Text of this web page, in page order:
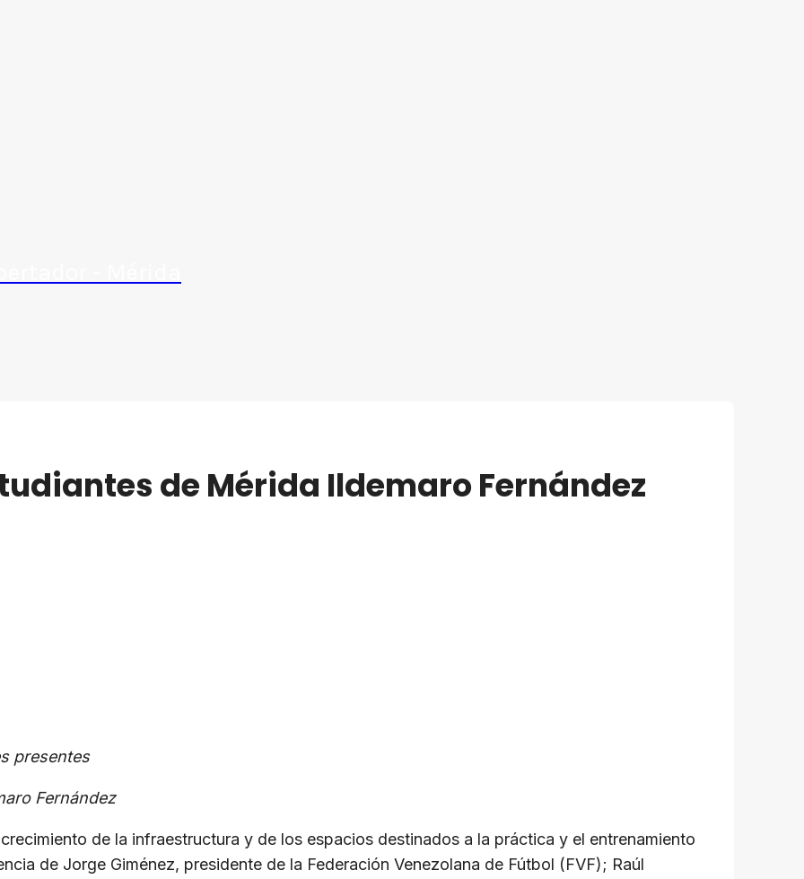
de Mérida Ildemaro Fernández
presentes
Fernández
de la infraestructura y de los espacios destinados a la práctica y el entrenamiento
de Jorge Giménez, presidente de la Federación Venezolana de Fútbol (FVF); Raúl